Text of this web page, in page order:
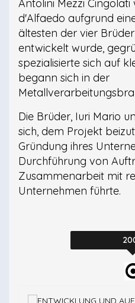
Antolini Mezzi
d'Alfaedo aufgrund
ältesten der vier
entwickelt wurde,
spezialisierte sich auf
begann sich in der
Die Brüder, Iuri Mario
sich, dem Projekt
Gründung ihres
Durchführung von
Zusammenarbeit mit
Unternehmen führte.